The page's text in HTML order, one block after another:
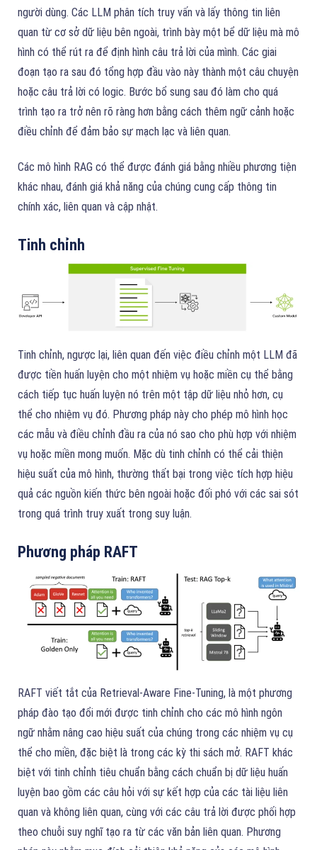
người dùng. Các LLM phân tích truy vấn và lấy thông tin liên
quan từ cơ sở dữ liệu bên ngoài, trình bày một bể dữ liệu mà mô
hình có thể rút ra để định hình câu trả lời của mình. Các giai
đoạn tạo ra sau đó tổng hợp đầu vào này thành một câu chuyện
hoặc câu trả lời có logic. Bước bổ sung sau đó làm cho quá
trình tạo ra trở nên rõ ràng hơn bằng cách thêm ngữ cảnh hoặc
điều chỉnh để đảm bảo sự mạch lạc và liên quan.
Các mô hình RAG có thể được đánh giá bằng nhiều phương tiện
khác nhau, đánh giá khả năng của chúng cung cấp thông tin
chính xác, liên quan và cập nhật.
Tinh chỉnh
Tinh chỉnh, ngược lại, liên quan đến việc điều chỉnh một LLM đã
được tiền huấn luyện cho một nhiệm vụ hoặc miền cụ thể bằng
cách tiếp tục huấn luyện nó trên một tập dữ liệu nhỏ hơn, cụ
thể cho nhiệm vụ đó. Phương pháp này cho phép mô hình học
các mẫu và điều chỉnh đầu ra của nó sao cho phù hợp với nhiệm
vụ hoặc miền mong muốn. Mặc dù tinh chỉnh có thể cải thiện
hiệu suất của mô hình, thường thất bại trong việc tích hợp hiệu
quả các nguồn kiến thức bên ngoài hoặc đối phó với các sai sót
trong quá trình truy xuất trong suy luận.
Phương pháp RAFT
RAFT viết tắt của Retrieval-Aware Fine-Tuning, là một phương
pháp đào tạo đổi mới được tinh chỉnh cho các mô hình ngôn
ngữ nhằm nâng cao hiệu suất của chúng trong các nhiệm vụ cụ
thể cho miền, đặc biệt là trong các kỳ thi sách mở. RAFT khác
biệt với tinh chỉnh tiêu chuẩn bằng cách chuẩn bị dữ liệu huấn
luyện bao gồm các câu hỏi với sự kết hợp của các tài liệu liên
quan và không liên quan, cùng với các câu trả lời được phối hợp
theo chuỗi suy nghĩ tạo ra từ các văn bản liên quan. Phương